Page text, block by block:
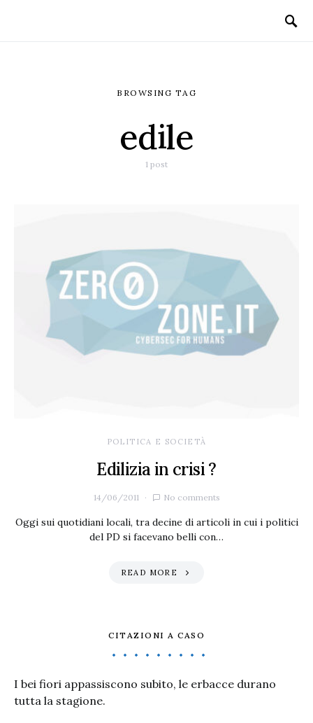
BROWSING TAG
edile
1 post
POLITICA E SOCIETÀ
Edilizia in crisi ?
14/06/2011 No comments
Oggi sui quotidiani locali, tra decine di articoli in cui i politici
del PD si facevano belli con…
READ MORE
CITAZIONI A CASO
I bei fiori appassiscono subito, le erbacce durano
tutta la stagione.